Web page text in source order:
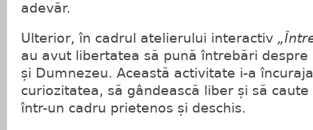
adevăr.
Ulterior, în cadrul atelierului interactiv
au avut libertatea să pună întrebări
și Dumnezeu. Această activitate i-a
curiozitatea, să gândească liber și să
într-un cadru prietenos și deschis.